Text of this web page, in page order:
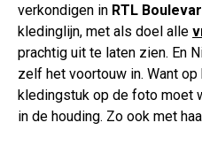
verkondigen in RTL
kledinglijn, met als doel alle
prachtig uit te laten zien. En
zelf het voortouw in. Want
kledingstuk op de foto moet
in de houding. Zo ook met